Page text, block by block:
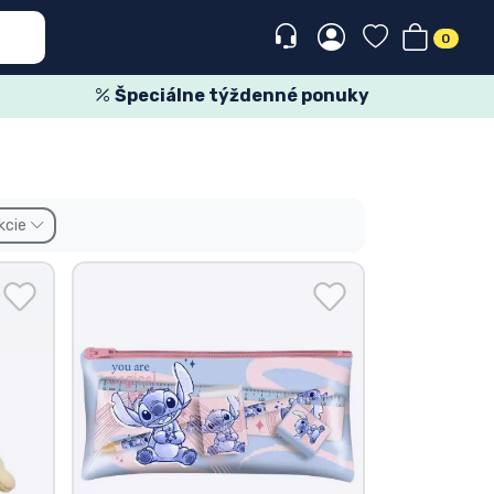
0
Špeciálne týždenné ponuky